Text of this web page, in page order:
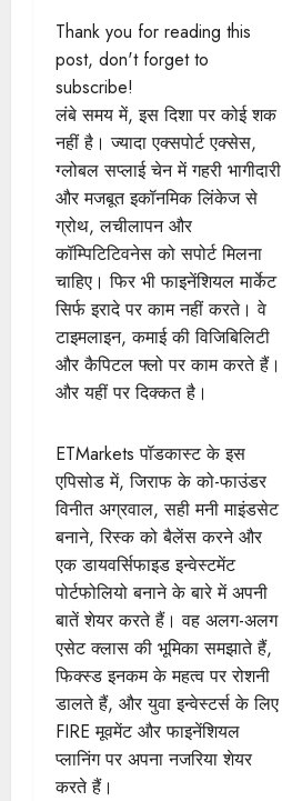
Thank you for reading this
post, don't forget to
subscribe!
लंबे समय में, इस दिशा पर कोई शक
नहीं है। ज्यादा एक्सपोर्ट एक्सेस,
ग्लोबल सप्लाई चेन में गहरी भागीदारी
और मजबूत इकॉनमिक लिंकेज से
ग्रोथ, लचीलापन और
कॉम्पिटिटिवनेस को सपोर्ट मिलना
चाहिए। फिर भी फाइनेंशियल मार्केट
सिर्फ इरादे पर काम नहीं करते। वे
टाइमलाइन, कमाई की विजिबिलिटी
और कैपिटल फ्लो पर काम करते हैं।
और यहीं पर दिक्कत है।
ETMarkets पॉडकास्ट के इस
एपिसोड में, जिराफ के को-फाउंडर
विनीत अग्रवाल, सही मनी माइंडसेट
बनाने, रिस्क को बैलेंस करने और
एक डायवर्सिफाइड इन्वेस्टमेंट
पोर्टफोलियो बनाने के बारे में अपनी
बातें शेयर करते हैं। वह अलग-अलग
एसेट क्लास की भूमिका समझाते हैं,
फिक्स्ड इनकम के महत्व पर रोशनी
डालते हैं, और युवा इन्वेस्टर्स के लिए
FIRE मूवमेंट और फाइनेंशियल
प्लानिंग पर अपना नजरिया शेयर
करते हैं।